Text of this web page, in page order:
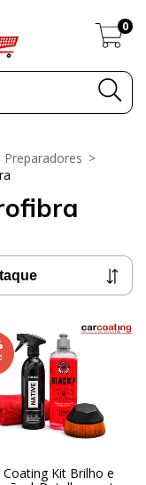
0
Preparadores >
Coating Kit Brilho e